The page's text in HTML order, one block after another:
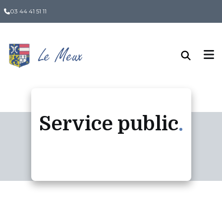
03 44 41 51 11
Service public
Panneau de gestion des cookies